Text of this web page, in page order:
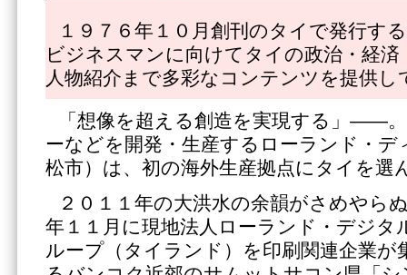
１９７６年１０月創刊のタイで発行す
ビジネスマンに向けてタイの政治・経
人物紹介まで多彩なコンテンツを提供し
「想像を超える創造を実現する」――
ーなどを開発・生産するローランド・デ
松市）は、初の海外生産拠点にタイを選
２０１１年の大洪水の余韻がさめやら
年１１月に現地法人ローランド・デジタ
ループ（タイランド）を印刷関連企業が